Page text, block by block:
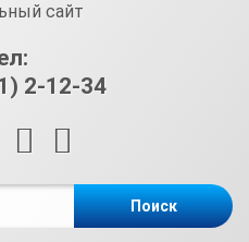
сайт
2-12-34
E-mailВКонтакте